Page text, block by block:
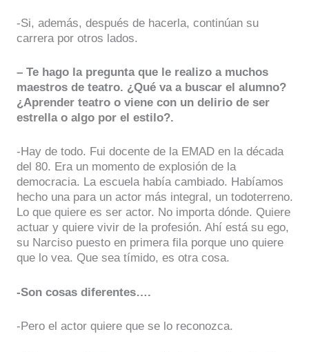
-Si, además, después de hacerla, continúan su
carrera por otros lados.
– Te hago la pregunta que le realizo a muchos
maestros de teatro. ¿Qué va a buscar el alumno?
¿Aprender teatro o viene con un delirio de ser
estrella o algo por el estilo?.
-Hay de todo. Fui docente de la EMAD en la década
del 80. Era un momento de explosión de la
democracia. La escuela había cambiado. Habíamos
hecho una para un actor más integral, un todoterreno.
Lo que quiere es ser actor. No importa dónde. Quiere
actuar y quiere vivir de la profesión. Ahí está su ego,
su Narciso puesto en primera fila porque uno quiere
que lo vea. Que sea tímido, es otra cosa.
-Son cosas diferentes….
-Pero el actor quiere que se lo reconozca.